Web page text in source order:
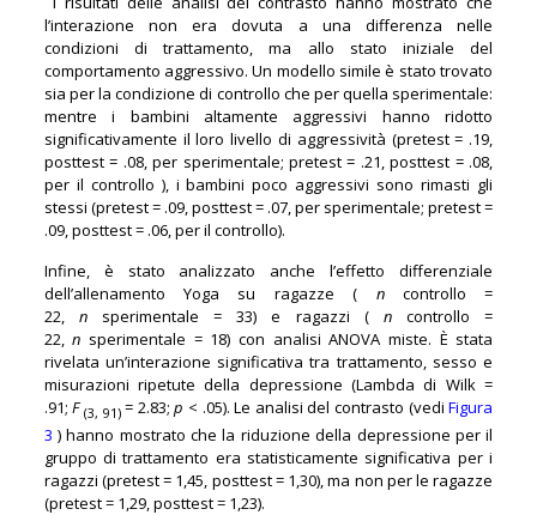
l’interazione non era dovuta a una differenza nelle
condizioni di trattamento, ma allo stato iniziale del
comportamento aggressivo. Un modello simile è stato trovato
sia per la condizione di controllo che per quella sperimentale:
mentre i bambini altamente aggressivi hanno ridotto
significativamente il loro livello di aggressività (pretest = .19,
posttest = .08, per sperimentale; pretest = .21, posttest = .08,
per il controllo ), i bambini poco aggressivi sono rimasti gli
stessi (pretest = .09, posttest = .07, per sperimentale; pretest =
.09, posttest = .06, per il controllo).
Infine, è stato analizzato anche l’effetto differenziale
dell’allenamento Yoga su ragazze ( ncontrollo =
22, nsperimentale = 33) e ragazzi ( ncontrollo =
22,n sperimentale = 18) con analisi ANOVA miste. È stata
rivelata un’interazione significativa tra trattamento, sesso e
misurazioni ripetute della depressione (Lambda di Wilk =
.91;F(3, 91)= 2.83;p < .05). Le analisi del contrasto (vediFigura
3 ) hanno mostrato che la riduzione della depressione per il
gruppo di trattamento era statisticamente significativa per i
ragazzi (pretest = 1,45, posttest = 1,30), ma non per le ragazze
(pretest = 1,29, posttest = 1,23).